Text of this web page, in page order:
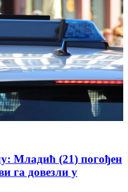
Младић (21) погођен
га довезли у